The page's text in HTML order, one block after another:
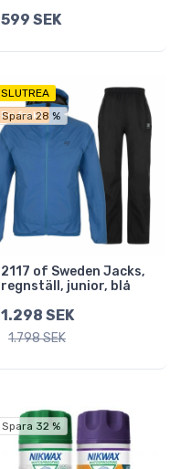
599 SEK
SLUTREA
Fri frakt
Spara 28 %
2117 of Sweden Jacks,
regnställ, junior, blå
1.298 SEK
1.798 SEK
Spara 32 %